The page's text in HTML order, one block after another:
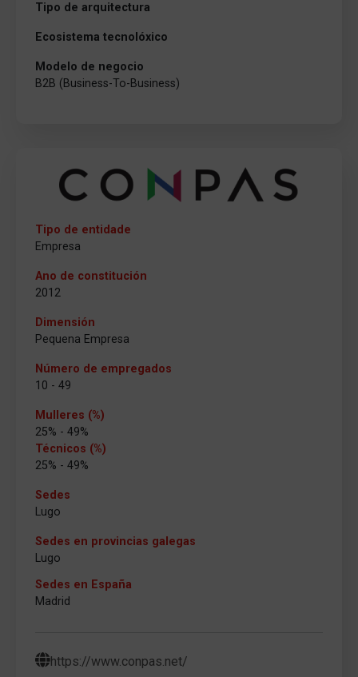
Tipo de arquitectura
Ecosistema tecnolóxico
Modelo de negocio
B2B (Business-To-Business)
Tipo de entidade
Empresa
Ano de constitución
2012
Dimensión
Pequena Empresa
Número de empregados
10 - 49
Mulleres (%)
25% - 49%
Técnicos (%)
25% - 49%
Sedes
Lugo
Sedes en provincias galegas
Lugo
Sedes en España
Madrid
https://www.conpas.net/